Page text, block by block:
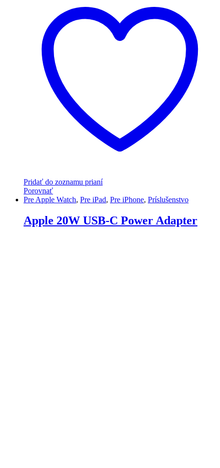
Pridať do zoznamu prianí
Porovnať
Pre Apple Watch, Pre iPad, Pre iPhone, Príslušenstvo
Apple 20W USB-C Power Adapter